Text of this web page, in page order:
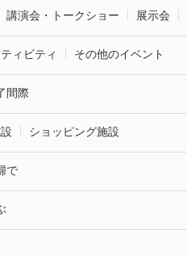
講演会・トークショー 展示会
ィビティ その他のイベント
間際
ショッピング施設
で